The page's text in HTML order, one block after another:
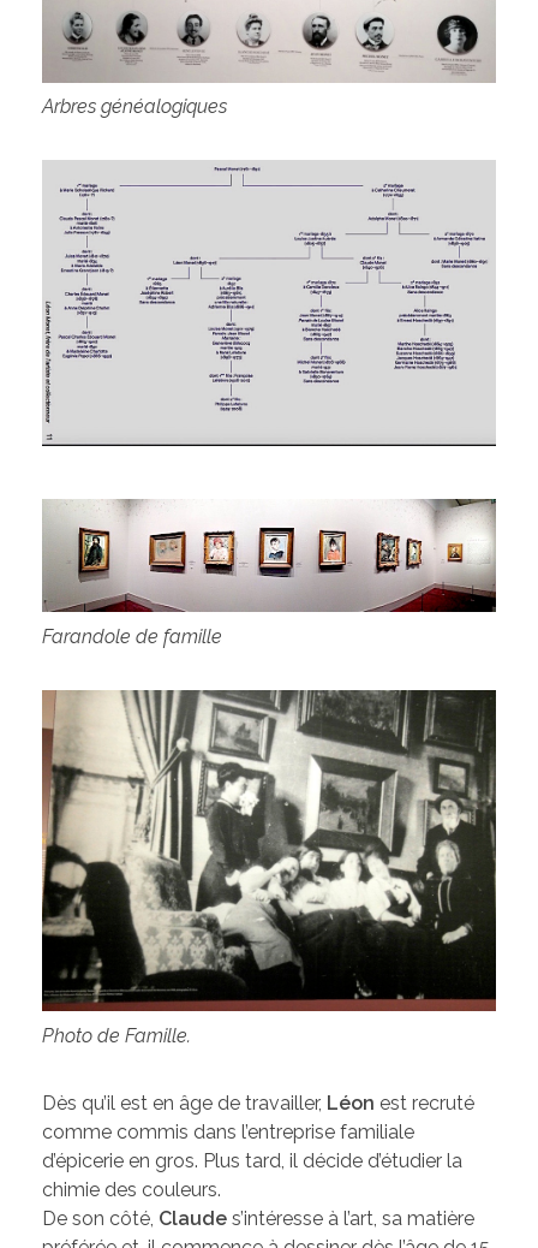
Arbres généalogiques
Farandole de famille
Photo de Famille.
Dès qu’il est en âge de travailler, Léon est recruté
comme commis dans l’entreprise familiale
d’épicerie en gros. Plus tard, il décide d’étudier la
chimie des couleurs.
De son côté, Claude s’intéresse à l’art, sa matière